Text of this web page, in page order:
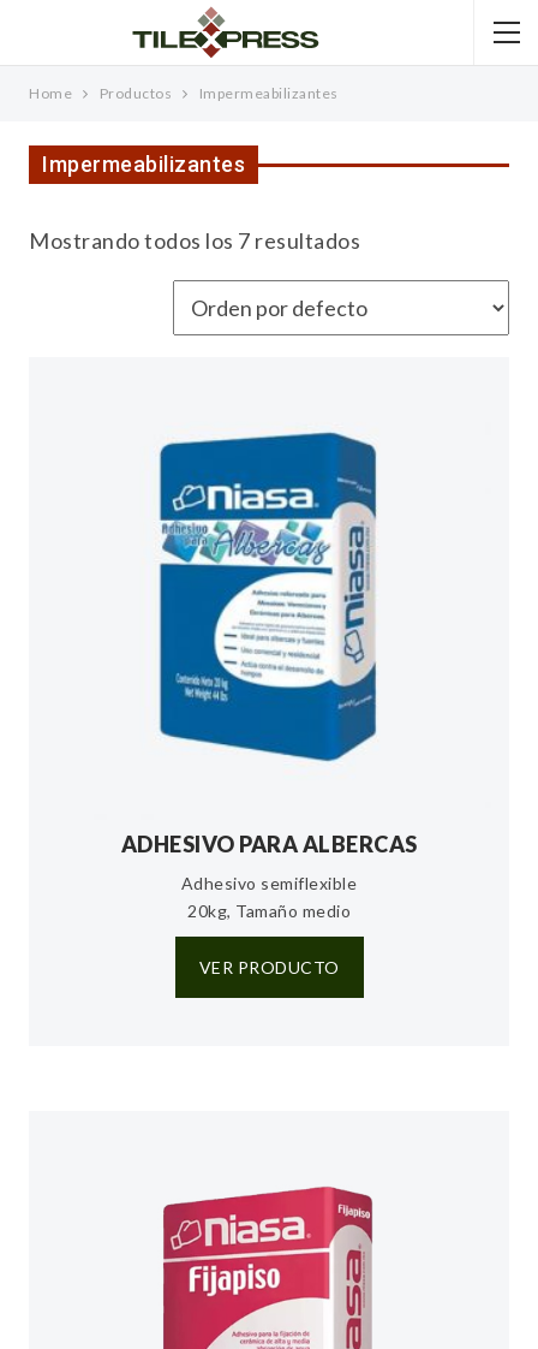
Home Productos Impermeabilizantes
Impermeabilizantes
Mostrando todos los 7 resultados
ADHESIVO PARA ALBERCAS
Adhesivo semiflexible
20kg, Tamaño medio
VER PRODUCTO